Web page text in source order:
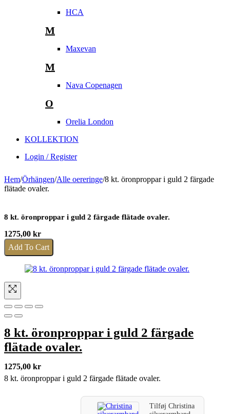
HCA
M
Maxevan
M
Nava Copenagen
O
Orelia London
KOLLEKTION
Login / Register
Hem/Örhängen/Alle oereringe/8 kt. öronproppar i guld 2 färgade
flätade ovaler.
8 kt. öronproppar i guld 2 färgade flätade ovaler.
1275,00 kr
Add To Cart
8 kt. öronproppar i guld 2 färgade
flätade ovaler.
1275,00 kr
8 kt. öronproppar i guld 2 färgade flätade ovaler.
TilføjChristina